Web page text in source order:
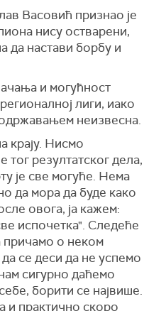
Васовић признао је
нису остварени,
да настави борбу и
и могућност
лиги, иако
неизвесна.
крају. Нисмо
резултатског дела,
је све могуће. Нема
да мора да буде како
овога, ја кажем:
испочетка". Следеће
причамо о неком
се деси да не успемо
сигурно даћемо
борити се највише.
и практично скоро